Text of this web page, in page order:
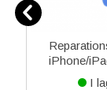
iPhone/
I